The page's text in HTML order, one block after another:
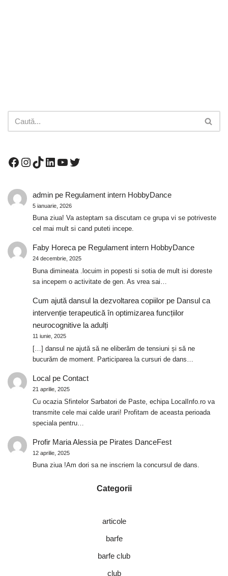
adminpe Regulament intern HobbyDance
5 ianuarie, 2026
Buna ziua! Va asteptam sa discutam ce grupa vi se potriveste
cel mai mult si cand puteti incepe.
Faby Horecape Regulament intern HobbyDance
24 decembrie, 2025
Buna dimineata .locuim in popesti si sotia de mult isi doreste
sa incepem o activitate de gen. As vrea sai…
Cum ajută dansul la dezvoltarea copiilorpe Dansul ca
intervenție terapeutică în optimizarea funcțiilor
neurocognitive la adulți
11 iunie, 2025
[…] dansul ne ajută să ne eliberăm de tensiuni și să ne
bucurăm de moment. Participarea la cursuri de dans…
Localpe Contact
21 aprilie, 2025
Cu ocazia Sfintelor Sarbatori de Paste, echipa LocalInfo.ro va
transmite cele mai calde urari! Profitam de aceasta perioada
speciala pentru…
Profir Maria Alessiape Pirates DanceFest
12 aprilie, 2025
Buna ziua !Am dori sa ne inscriem la concursul de dans.
Categorii
articole
barfe
barfe club
club